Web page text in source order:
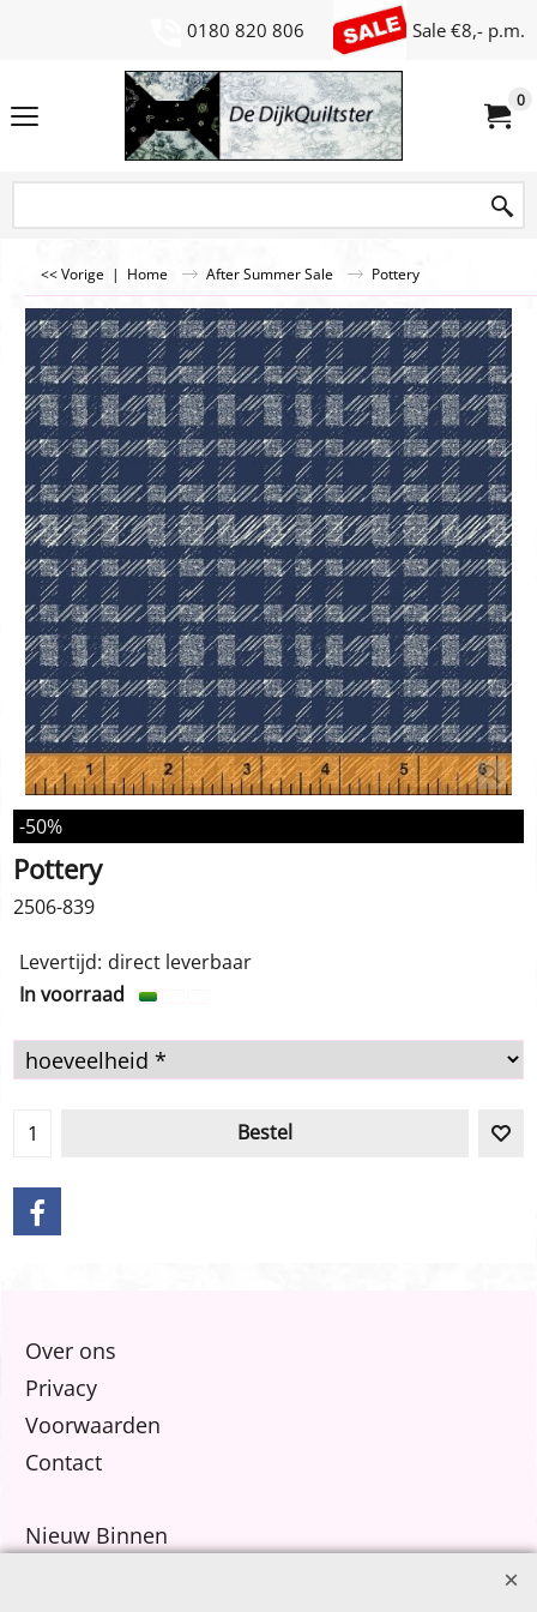
0180 820 806 Sale €8,- p.m.
0
<< Vorige | Home After Summer Sale Pottery
-50%
Pottery
2506-839
Levertijd: direct leverbaar
In voorraad
Bestel
Over ons
Privacy
Voorwaarden
Contact
Nieuw Binnen